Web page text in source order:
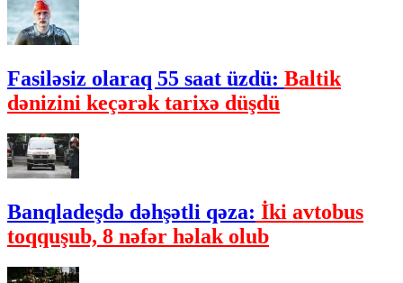
Fasiləsiz olaraq 55 saat üzdü: Baltik
dənizini keçərək tarixə düşdü
Banqladeşdə dəhşətli qəza: İki avtobus
toqquşub, 8 nəfər həlak olub